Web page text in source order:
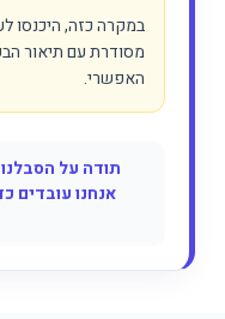
במקרה כזה, היכנסו
מסודרת עם תיאור
האפשרי.
תודה על
אנחנו עובדים